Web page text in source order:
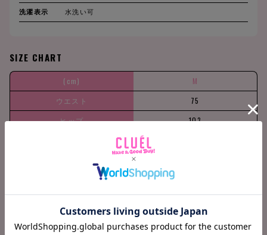
洗濯表示 水洗い可
SIZE CHART
(cm)
M
ウエスト
75
ヒップ
103